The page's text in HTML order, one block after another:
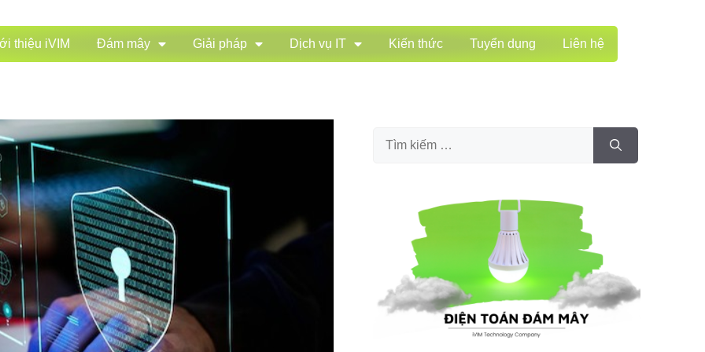
thiệu iVIM Đám mây Giải pháp Dịch vụ IT Kiến thức Tuyển dụng Liên hệ